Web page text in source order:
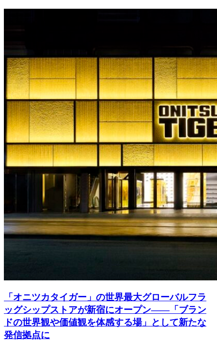
「オニツカタイガー」の世界最大グローバルフラ
ッグシップストアが新宿にオープン――「ブラン
ドの世界観や価値観を体感する場」として新たな
発信拠点に